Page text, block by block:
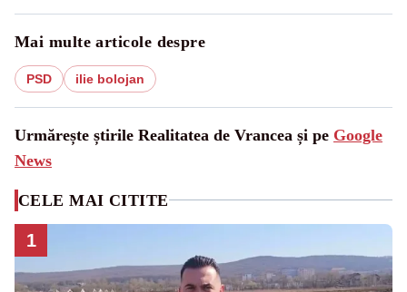
Mai multe articole despre
PSD ilie bolojan
Urmărește știrile Realitatea de Vrancea și pe Google
News
CELE MAI CITITE
1